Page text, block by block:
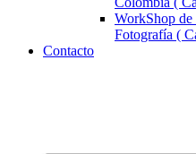
WorkShop
Fotografía (
Contacto